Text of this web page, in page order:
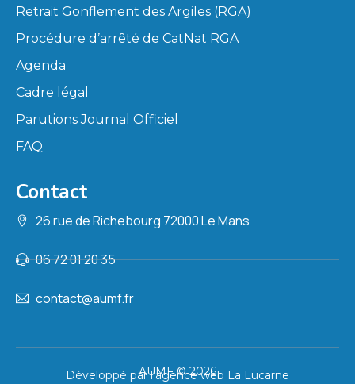
Retrait Gonflement des Argiles (RGA)
Procédure d’arrêté de CatNat RGA
Agenda
Cadre légal
Parutions Journal Officiel
FAQ
Contact
26 rue de Richebourg 72000 Le Mans
06 72 01 20 35
contact@aumf.fr
AUMF © 2026
Développé par l’agence web La Lucarne